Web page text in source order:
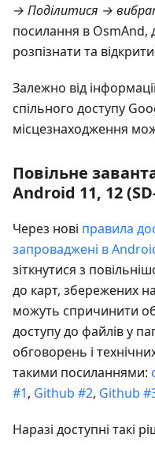
→ Поділитися →
посилання в OsmAnd,
розпізнати та
Залежно від
спільного доступу
місцезнаходження
Повільне
Android 11, 12
Через нові правила
запроваджені в
зіткнутися з
до карт, збережених
можуть спричинити
доступу до файлів у
обговорень і
такими посиланнями:
#1, Github #2, Github
Наразі доступні такі